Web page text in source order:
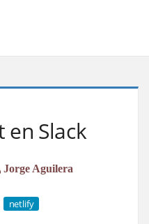
Slack
Jorge Aguilera
netlify